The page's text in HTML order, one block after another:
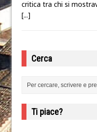
critica tra chi si
[...]
Cerca
Ti piace?